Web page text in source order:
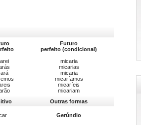
Futuro
perfeito (condicional)
micaria
micarias
micaria
micaríamos
micaríeis
micariam
Outras formas
Gerúndio